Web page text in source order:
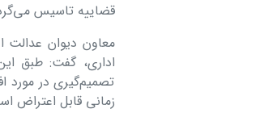
قضاییه تاسیس
اداری، گفت: طبق
تصمیم‌گیری در مورد
زمانی قابل اعتراض